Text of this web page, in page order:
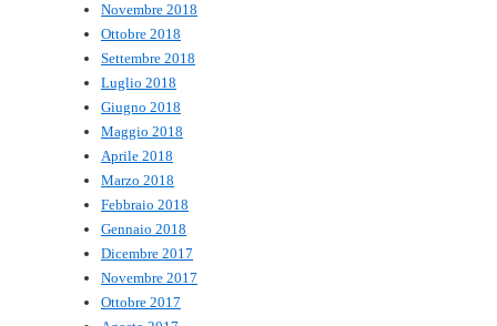
Novembre 2018
Ottobre 2018
Settembre 2018
Luglio 2018
Giugno 2018
Maggio 2018
Aprile 2018
Marzo 2018
Febbraio 2018
Gennaio 2018
Dicembre 2017
Novembre 2017
Ottobre 2017